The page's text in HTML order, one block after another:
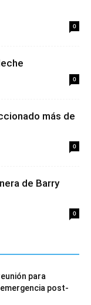
0
0
más de
0
de Barry
0
para
post-